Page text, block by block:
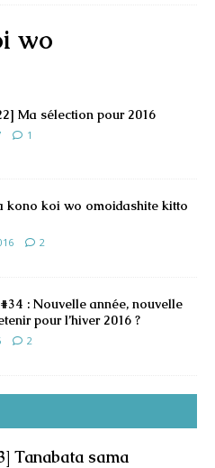
wo
Ma sélection pour 2016
1
kono koi wo omoidashite kitto
2
: Nouvelle année, nouvelle
pour l’hiver 2016 ?
2
Tanabata sama